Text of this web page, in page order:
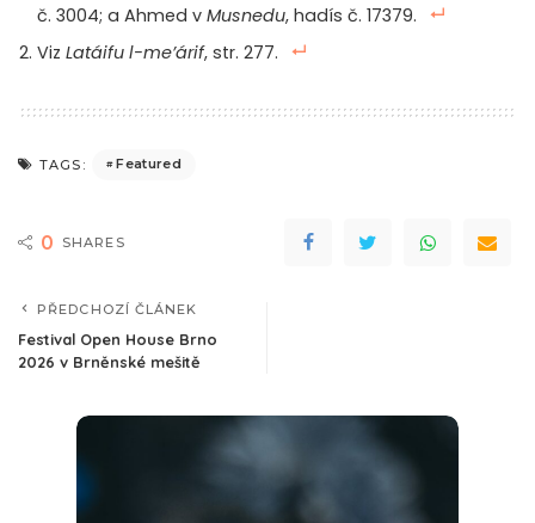
č. 3004; a Ahmed v Musnedu, hadís č. 17379.
Viz Latáifu l-me’árif, str. 277.
TAGS: Featured
0 SHARES
PŘEDCHOZÍ ČLÁNEK
Festival Open House Brno
2026 v Brněnské mešitě